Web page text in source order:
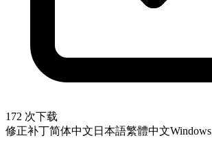
172 次下载
修正补丁简体中文 日本語繁體中文Windows